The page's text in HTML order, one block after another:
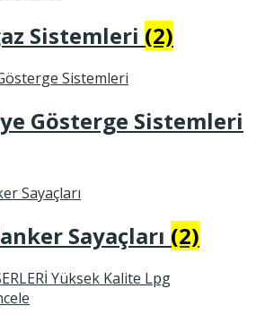
Sistemleri (2)
Gösterge Sistemleri
Sayaçları (2)